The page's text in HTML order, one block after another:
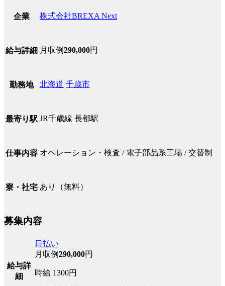
企業 株式会社BREXA Next
給与詳細 月収例290,000円
勤務地 北海道 千歳市
最寄り駅 JR千歳線 長都駅
仕事内容 オペレーション・検査 / 電子部品系工場 / 交替制
寮・社宅 あり（無料）
募集内容
給与詳
細
日払い
月収例290,000円
時給 1300円